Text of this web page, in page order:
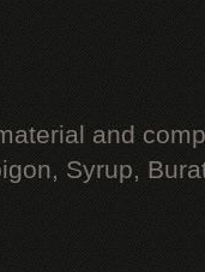
and
Syrup,